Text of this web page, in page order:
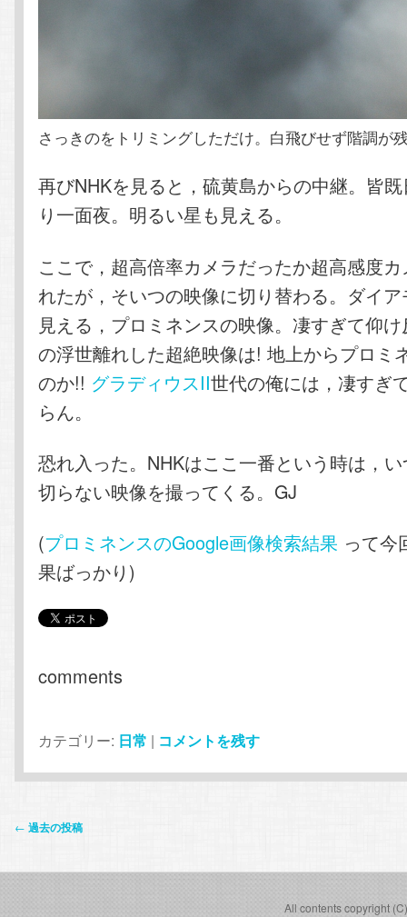
さっきのをトリミングしただけ。白飛びせず階調が
再びNHKを見ると，硫黄島からの中継。皆
り一面夜。明るい星も見える。
ここで，超高倍率カメラだったか超高感度
れたが，そいつの映像に切り替わる。ダイ
見える，プロミネンスの映像。凄すぎて仰
の浮世離れした超絶映像は! 地上からプロミ
のか!! グラディウスII世代の俺には，凄すぎ
らん。
恐れ入った。NHKはここ一番という時は，
切らない映像を撮ってくる。GJ
(プロミネンスのGoogle画像検索結果 って今
果ばっかり)
comments
カテゴリー: 日常 | コメントを残す
投
ナ
← 過去の投稿
All contents copyright